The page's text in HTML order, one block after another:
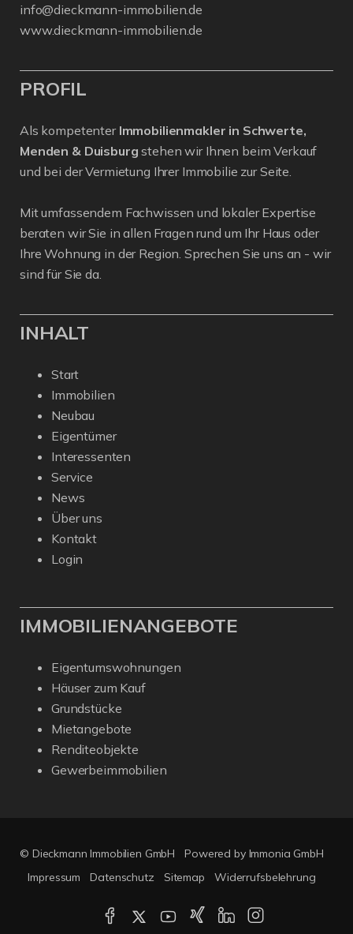
info@dieckmann-immobilien.de
www.dieckmann-immobilien.de
PROFIL
Als kompetenter Immobilienmakler in Schwerte,
Menden & Duisburg stehen wir Ihnen beim Verkauf
und bei der Vermietung Ihrer Immobilie zur Seite.
Mit umfassendem Fachwissen und lokaler Expertise
beraten wir Sie in allen Fragen rund um Ihr Haus oder
Ihre Wohnung in der Region. Sprechen Sie uns an - wir
sind für Sie da.
INHALT
Start
Immobilien
Neubau
Eigentümer
Interessenten
Service
News
Über uns
Kontakt
Login
IMMOBILIENANGEBOTE
Eigentumswohnungen
Häuser zum Kauf
Grundstücke
Mietangebote
Renditeobjekte
Gewerbeimmobilien
© Dieckmann Immobilien GmbH
Powered by Immonia GmbH
Impressum
Datenschutz Sitemap Widerrufsbelehrung